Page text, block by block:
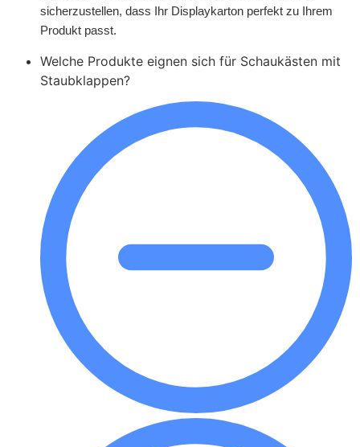
sicherzustellen, dass Ihr Displaykarton perfekt zu Ihrem
Produkt passt.
Welche Produkte eignen sich für Schaukästen mit
Staubklappen?